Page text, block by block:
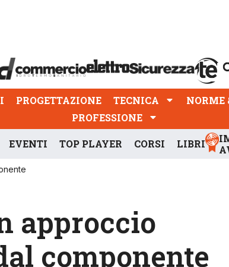
PROGETTAZIONE TECNICA NORME
PROFESSIONE
EVENTI TOP PLAYER CORSI LIBRI
approccio
componente